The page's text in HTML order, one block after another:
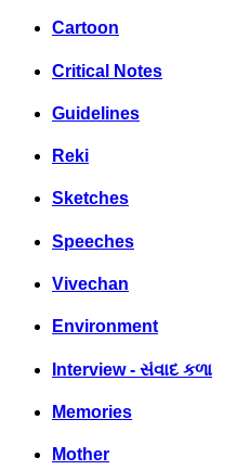
Cartoon
Critical Notes
Guidelines
Reki
Sketches
Speeches
Vivechan
Environment
Interview - સંવાદ કળા
Memories
Mother